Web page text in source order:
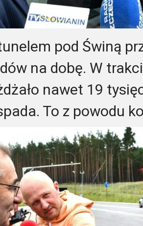
pod Świną
na dobę. W
nawet 19
To z powodu